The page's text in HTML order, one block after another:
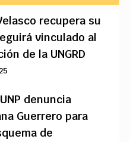
recupera su
vinculado al
de la UNGRD
denuncia
Guerrero para
de